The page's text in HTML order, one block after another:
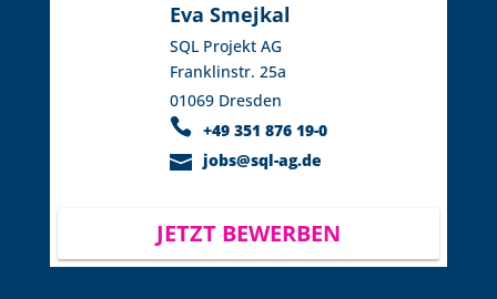
Eva Smejkal
SQL Projekt AG
Franklinstr. 25a
01069 Dresden
+49 351 876 19-0
jobs@sql-ag.de
JETZT BEWERBEN